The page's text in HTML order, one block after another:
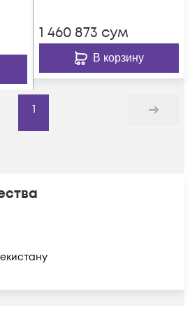
1 460 873 сум
В корзину
1
Дальше